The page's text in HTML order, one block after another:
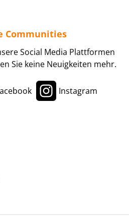
Communities
Social Media Plattformen
Sie keine Neuigkeiten mehr.
Instagram